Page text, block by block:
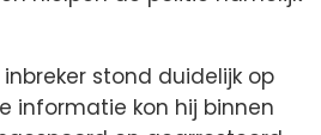
stond duidelijk op
informatie kon hij binnen